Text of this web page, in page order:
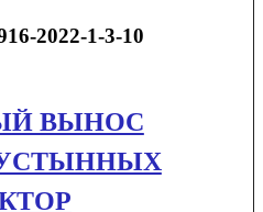
2022-1-3-10
ВЫНОС